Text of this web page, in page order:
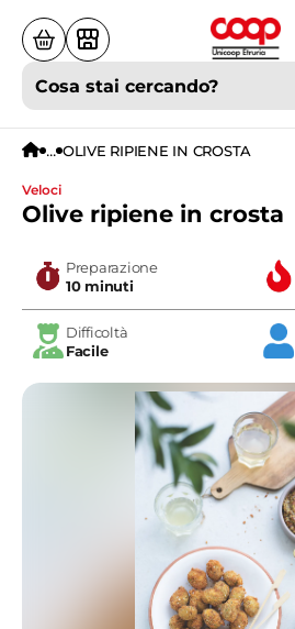
Cosa stai cercando?
... OLIVE RIPIENE IN CROSTA
veloci
Olive ripiene in crosta
Preparazione
10 minuti
Difficoltà
Facile